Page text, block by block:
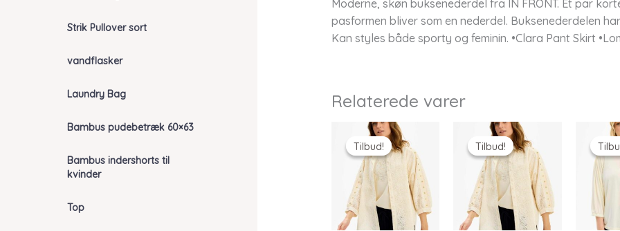
Strik Pullover sort
vandflasker
Laundry Bag
Bambus pudebetræk 60×63
Bambus indershorts til
kvinder
Top
Moderne, skøn buksenederdel fra IN FRONT. Et par
pasformen bliver som en nederdel. Buksenederdelen
Kan styles både sporty og feminin. •Clara Pant Skirt
Relaterede varer
Tilbud!
Tilbud! Tilbud!
Tilbud!